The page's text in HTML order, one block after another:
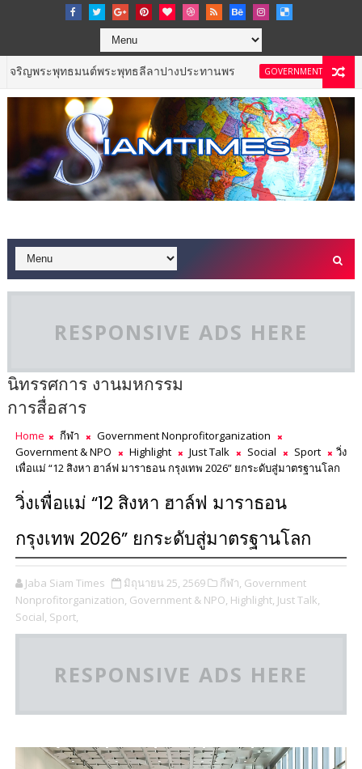
มนต์พระพุทธลีลาปางประทานพร GOVERNMENT & NPO ททท. เดินห
RESPONSIVE ADS HERE
นิทรรศการ งานมหกรรม
การสื่อสาร
Home กีฬา
Government Nonprofitorganization
Government & NPO
Highlight Just Talk Social Sport
วิ่ง
เพื่อแม่ “12 สิงหา ฮาล์ฟ มาราธอน กรุงเทพ 2026” ยกระดับสู่มาตรฐานโลก
วิ่งเพื่อแม่ “12 สิงหา ฮาล์ฟ มาราธอน
กรุงเทพ 2026” ยกระดับสู่มาตรฐานโลก
Jaba Siam Times มิถุนายน 25, 2569 กีฬา, Government
Nonprofitorganization, Government & NPO, Highlight, Just Talk,
Social, Sport,
RESPONSIVE ADS HERE